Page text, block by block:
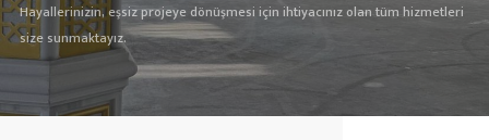
Hayallerinizin, eşsiz projeye dönüşmesi için ihtiyacınız olan tüm hizmetleri
size sunmaktayız.